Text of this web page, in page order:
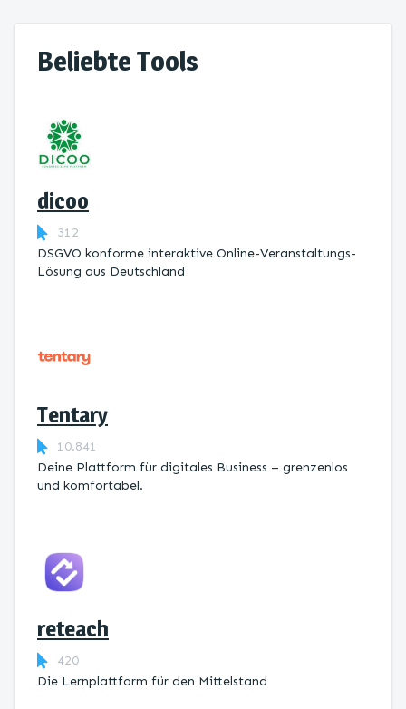
Beliebte Tools
dicoo
312
DSGVO konforme interaktive Online-Veranstaltungs-
Lösung aus Deutschland
Tentary
10.841
Deine Plattform für digitales Business – grenzenlos
und komfortabel.
reteach
420
Die Lernplattform ​für den Mittelstand